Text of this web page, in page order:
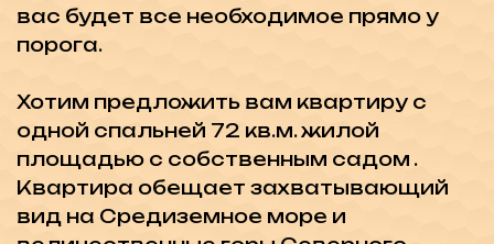
высотой 3 метра с точечными
светильниками ,а также стеклянные
ограждения балконов.
Комплекс окружен живописными
садами, детской игровой площадкой
и фитнес-клубом. На территории
комплекса имеется генераторная
система и система камер
видеонаблюдения.
В ЖК будет собственный